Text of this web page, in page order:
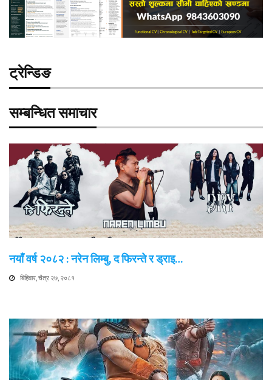
ट्रेन्डिङ
सम्बन्धित समाचार
नयाँ वर्ष २०८२ : नरेन लिम्बु, द फिरन्ते र ड्राइ…
बिहिवार, चैत्र २७, २०८१